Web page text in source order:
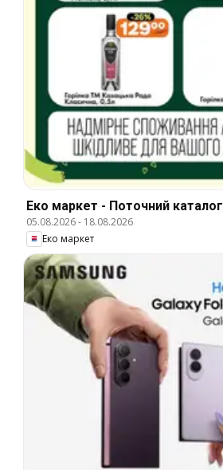
Еко маркет - Поточний каталог
05.08.2026- 18.08.2026
Еко маркет